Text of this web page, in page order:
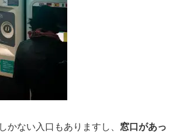
かない入口もありますし、 窓口があっ